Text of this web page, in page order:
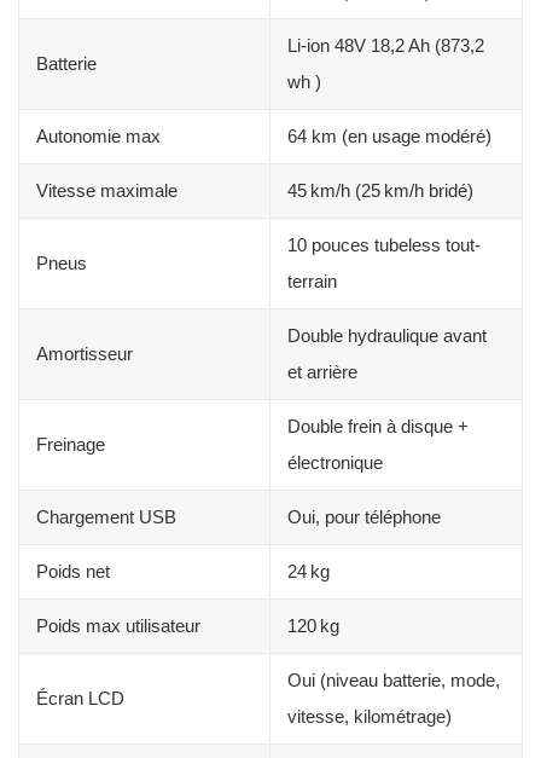
Batterie
Li-ion 48V 18,2 Ah (873,2
wh )
Autonomie max 64 km (en usage modéré)
Vitesse maximale 45 km/h (25 km/h bridé)
Pneus
10 pouces tubeless tout-
terrain
Amortisseur
Double hydraulique avant
et arrière
Freinage
Double frein à disque +
électronique
Chargement USB Oui, pour téléphone
Poids net 24 kg
Poids max utilisateur 120 kg
Écran LCD
Oui (niveau batterie, mode,
vitesse, kilométrage)